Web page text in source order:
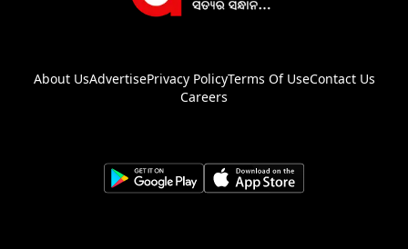
About UsAdvertisePrivacy PolicyTerms Of UseContact Us
Careers